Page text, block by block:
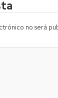
no será